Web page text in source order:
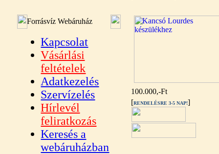
Forrásvíz Webáruház
Kapcsolat
Vásárlási
feltételek
Adatkezelés
Szervízelés
Hírlevél
feliratkozás
Keresés a
webáruházban
100.000,-Ft
[RENDELÉSRE 3-5 NAP!]